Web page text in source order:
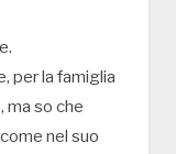
per la famiglia
ma so che
nel suo